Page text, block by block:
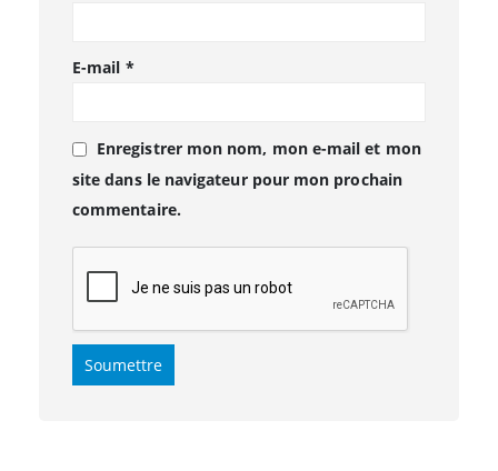
E-mail *
Enregistrer mon nom, mon e-mail et mon
site dans le navigateur pour mon prochain
commentaire.